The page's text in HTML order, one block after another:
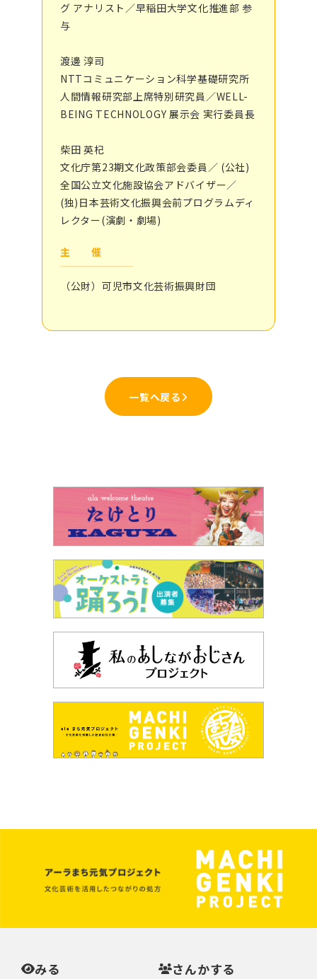
グ アナリスト／早稲田大学文化推進部 参
与
渡邊 淳司
NTTコミュニケーション科学基礎研究所
人間情報研究部上席特別研究員／WELL-
BEING TECHNOLOGY 展示会 実行委員長
柴田 英杞
文化庁第23期文化政策部会委員／ (公社)
全国公立文化施設協会アドバイザー／
(独)日本芸術文化振興会前プログラムディ
レクター(演劇・劇場)
主 催
（公財）可児市文化芸術振興財団
一覧へ戻る
みる さんかする